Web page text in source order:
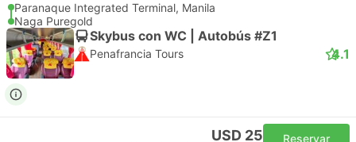
Paranaque Integrated Terminal, Manila
Naga Puregold
Skybus con WC | Autobús #Z1
Penafrancia Tours 4.1
USD 25 Reservar